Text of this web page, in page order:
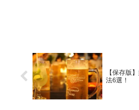
【保存版
法6選！